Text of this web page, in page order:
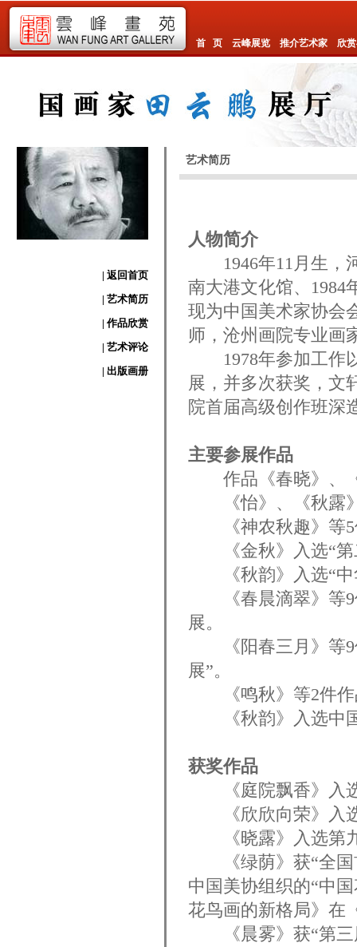
首 页 云峰展览 推介艺术家 欣
| 返回首页
| 艺术简历
| 作品欣赏
| 艺术评论
| 出版画册
艺术简历
人物简介
1946年11月生，河
南大港文化馆、1984
现为中国美术家协会
师，沧州画院专业画
1978年参加工作以
展，并多次获奖， 文
院首届高级创作班深
主要参展作品
作品《春晓》、《
《怡》、《秋露》
《神农秋趣》等5
《金秋》入选“第
《秋韵》入选“中
《春晨滴翠》等9
展。
《阳春三月》等9
展”。
《鸣秋》等2件作
《秋韵》入选中国
获奖作品
《庭院飘香》入选
《欣欣向荣》入选
《晓露》入选第九
《绿荫》获“全国
中国美协组织的“中
花鸟画的新格局》在
《晨雾》获“第三